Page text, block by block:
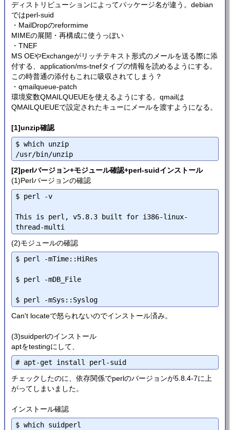
ディストリビューションによってパッケージ名が違う。debian
ではperl-suid
・MailDropのreformime
MIMEの展開・再構成に使うっぽい
・TNEF
MS OEやExchangeがリッチテキスト形式のメールを送る際に添
付する、application/ms-tnefタイプの情報を読めるようにする。
この時普通の添付もこれに吸収されてしまう？
・qmailqueue-patch
環境変数QMAILQUEUEを使えるようにする。qmailは
QMAILQUEUEで設定されたキューにメールを渡すようになる。
[1]unzip確認
$ which unzip
[2]perlバージョン+モジュール確認+perl-suidインストール
(1)Perlバージョンの確認
$ perl -v
This is perl, v5.8.3 built for i386-linux-
(2)モジュールの確認
$ perl -mTime::HiRes
$ perl -mDB_File
Can't locateで怒られないのでインストール済み。
(3)suidperlのインストール
aptをtestingにして、
チェックしたのに、依存関係でperlのバージョンが5.8.4-7に上
がってしまいました。
インストール確認
$ which suidperl